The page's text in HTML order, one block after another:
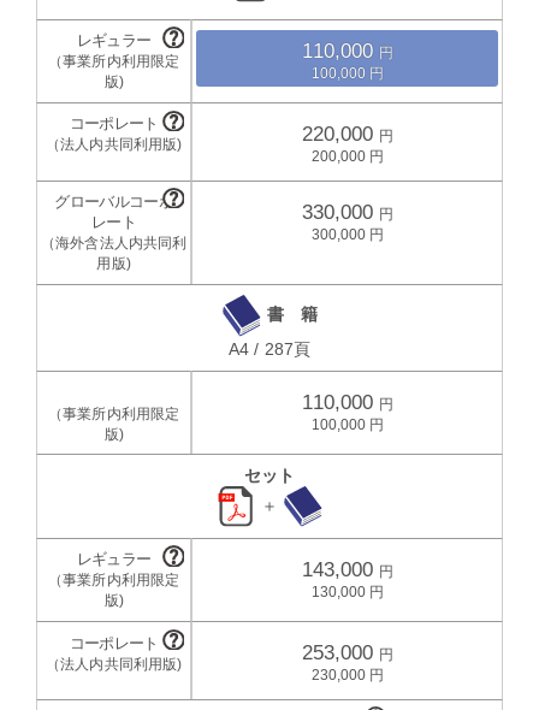
110,000
100,000
220,000
200,000
330,000
300,000
書 籍
A4 / 287頁
110,000
100,000
セット
＋
143,000
130,000
253,000
230,000